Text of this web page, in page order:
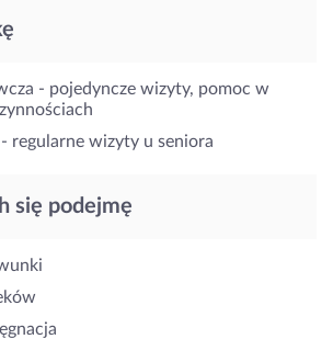
- pojedyncze wizyty, pomoc w
regularne wizyty u seniora
się podejmę